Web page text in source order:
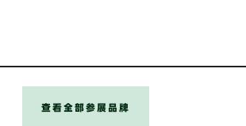
查看全部参展品牌